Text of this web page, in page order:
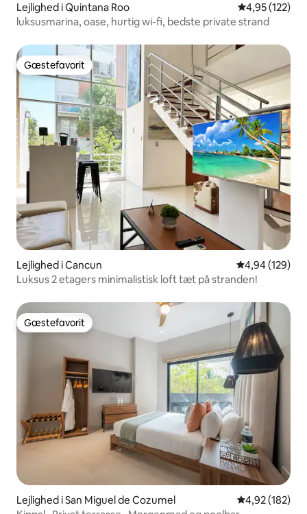
Lejlighed i Quintana Roo 4,95 ud af 5 i
4,95 (122)
luksusmarina, oase, hurtig wi-fi, bedste private strand
Gæstefavorit
Gæstefavorit
Lejlighed i Cancun 4,94 ud af 5 i
4,94 (129)
Luksus 2 etagers minimalistisk loft tæt på stranden!
Gæstefavorit
Gæstefavorit
Lejlighed i San Miguel de Cozumel 4,92 ud af 5 i
4,92 (182)